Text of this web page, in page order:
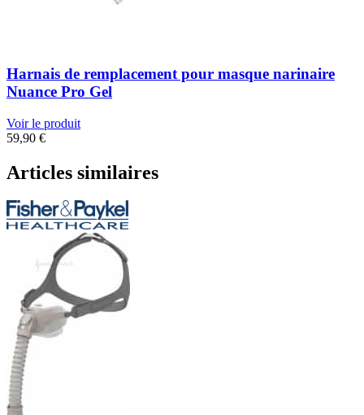
Harnais de remplacement pour masque narinaire
Nuance Pro Gel
Voir le produit
59,90 €
Articles similaires